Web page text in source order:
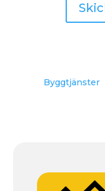
Byggtjänster